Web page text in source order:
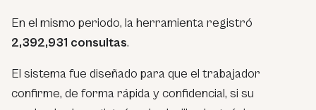
En el mismo periodo, la herramienta registró
2,392,931 consultas.
El sistema fue diseñado para que el trabajador
confirme, de forma rápida y confidencial, si su